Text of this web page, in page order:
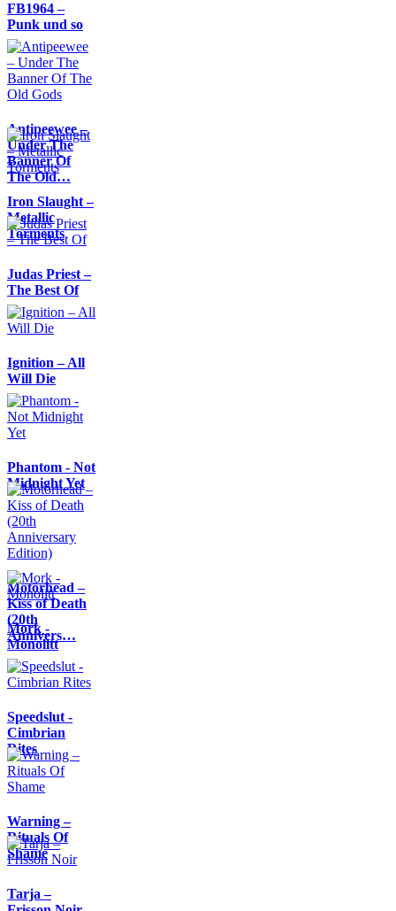
FB1964 –
Punk und so
Antipeewee –
Under The
Banner Of
The Old…
Iron Slaught –
Metallic
Torments
Judas Priest –
The Best Of
Ignition – All
Will Die
Phantom - Not
Midnight Yet
Motörhead –
Kiss of Death
(20th
Annivers…
Mork -
Monolitt
Speedslut -
Cimbrian
Rites
Warning –
Rituals Of
Shame
Tarja –